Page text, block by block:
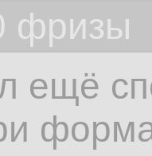
фризы
ещё